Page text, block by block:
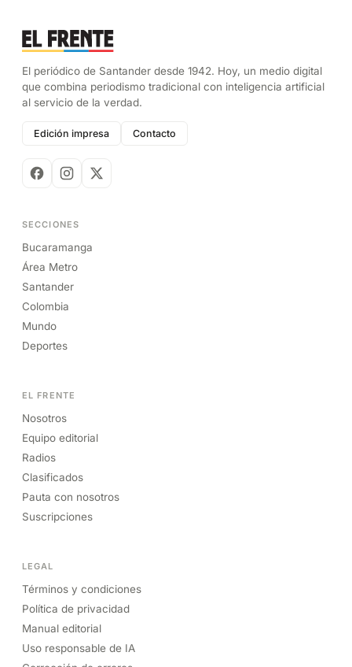
El periódico de Santander desde 1942. Hoy, un medio digital
que combina periodismo tradicional con inteligencia artificial
al servicio de la verdad.
Edición impresa Contacto
SECCIONES
Bucaramanga
Área Metro
Santander
Colombia
Mundo
Deportes
EL FRENTE
Nosotros
Equipo editorial
Radios
Clasificados
Pauta con nosotros
Suscripciones
LEGAL
Términos y condiciones
Política de privacidad
Manual editorial
Uso responsable de IA